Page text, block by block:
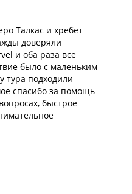
Талкас и хребет
доверяли
и оба раза все
было с маленьким
тура подходили
спасибо за помощь
быстрое